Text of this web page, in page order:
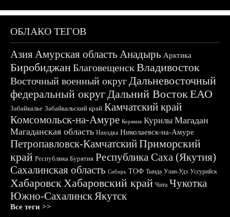
ОБЛАКО ТЕГОВ
АзияАмурская область Анадырь Арктика
БиробиджанБлаговещенскВладивосток
Восточный военный округДальневосточный
федеральный округДальний ВостокЕАО
Забайкалье Забайкальский край Камчатский край
Комсомольск-на-Амуре Корякия Курилы Магадан
Магаданская область Находка Николаевск-на-Амуре
Петропавловск-КамчатскийПриморский
край Республика Бурятия Республика Саха (Якутия)
Сахалинская область Сибирь ТОФ Тында Улан-Удэ Уссурийск
ХабаровскХабаровский край Чита Чукотка
Южно-СахалинскЯкутск
Все теги >>